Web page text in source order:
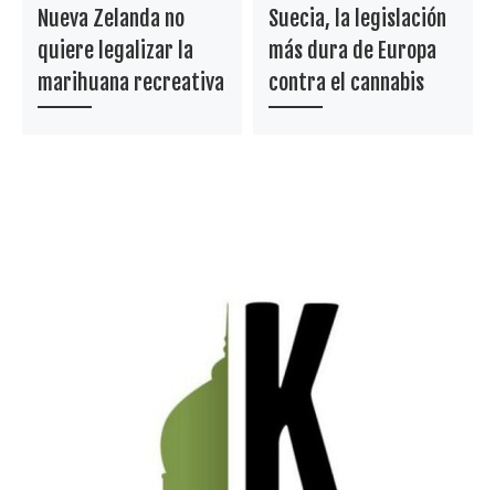
Nueva Zelanda no
quiere legalizar la
marihuana recreativa
Suecia, la legislación
más dura de Europa
contra el cannabis